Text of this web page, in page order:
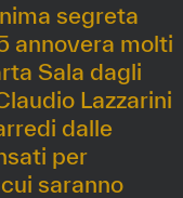
segreta
annovera molti
Sala dagli
Lazzarini
dalle
per
saranno